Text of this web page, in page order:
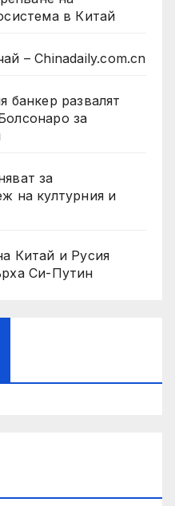
в Китай
– Chinadaily.com.cn
банкер развалят
за
за
на културния и
Китай и Русия
Си-Путин